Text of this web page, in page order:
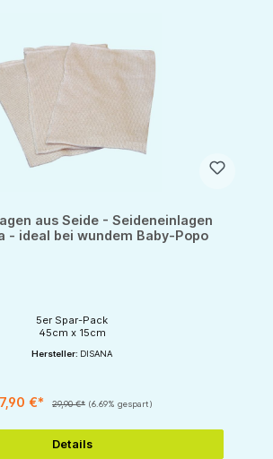
aus Seide - Seideneinlagen
- ideal bei wundem Baby-Popo
5er Spar-Pack
45cm x 15cm
Hersteller: DISANA
€* 29,90 €* (6.69% gespart)
Details